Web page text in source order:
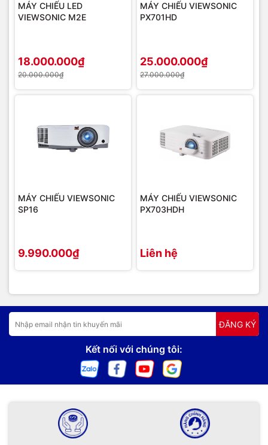
MÁY CHIẾU LED
VIEWSONIC M2E
18.000.000₫
20.000.000₫
MÁY CHIẾU VIEWSONIC
PX701HD
25.000.000₫
27.000.000₫
MÁY CHIẾU VIEWSONIC
SP16
9.990.000₫
MÁY CHIẾU VIEWSONIC
PX703HDH
Liên hệ
ĐĂNG KÝ
Kết nối với chúng tôi: